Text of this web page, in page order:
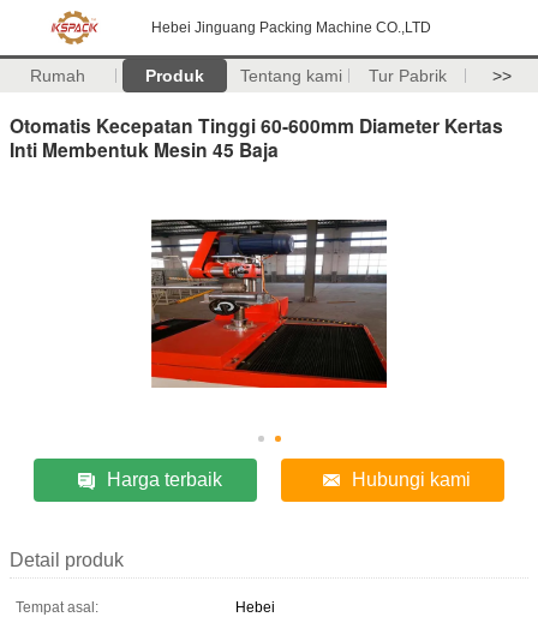
Hebei Jinguang Packing Machine CO.,LTD
Rumah Produk Tentang kami Tur Pabrik >>
Otomatis Kecepatan Tinggi 60-600mm Diameter Kertas
Inti Membentuk Mesin 45 Baja
Harga terbaik Hubungi kami
Detail produk
Tempat asal:
Hebei